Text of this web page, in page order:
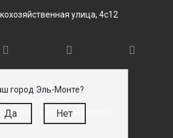
город Эль-Монте?
Да Нет
улица, 4с12
© SILVEROFF 2026
изделия с мужским характером